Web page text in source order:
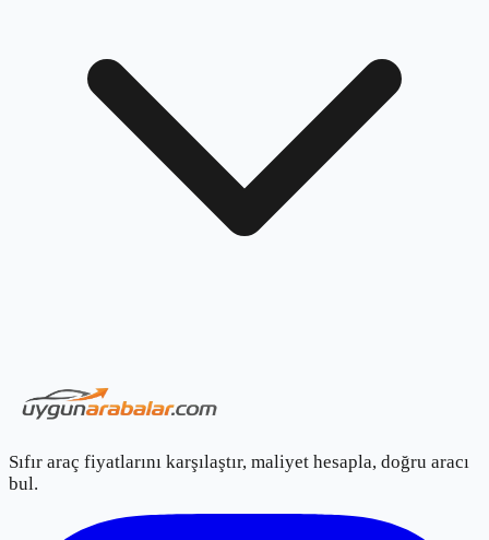
Sıfır araç fiyatlarını karşılaştır, maliyet hesapla, doğru aracı
bul.